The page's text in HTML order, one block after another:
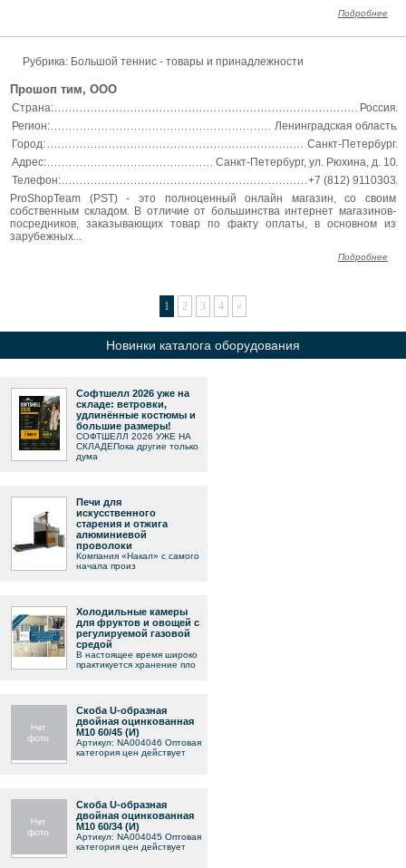
Подробнее
Рубрика: Большой теннис - товары и принадлежности
Прошоп тим, ООО
Страна:
Россия
Регион:
Ленинградская область
Город:
Санкт-Петербург
Адрес:
Санкт-Петербург, ул. Рюхина, д. 10
Телефон:
+7 (812) 9110303
ProShopTeam (PST) - это полноценный онлайн магазин, со своим
собственным складом. В отличие от большинства интернет магазинов-
посредников, заказывающих товар по факту оплаты, в основном из
зарубежных...
Подробнее
1 2 3 4 »
Новинки каталога оборудования
Софтшелл 2026 уже на
складе: ветровки,
удлинённые костюмы и
большие размеры!
СОФТШЕЛЛ 2026 УЖЕ НА
СКЛАДЕПока другие только
дума
Печи для
искусственного
старения и отжига
алюминиевой
проволоки
Компания «Накал» с самого
начала произ
Холодильные камеры
для фруктов и овощей с
регулируемой газовой
средой
В настоящее время широко
практикуется хранение пло
Скоба U-образная
двойная оцинкованная
М10 60/45 (И)
Артикул: NA004046 Оптовая
категория цен действует
Скоба U-образная
двойная оцинкованная
М10 60/34 (И)
Артикул: NA004045 Оптовая
категория цен действует